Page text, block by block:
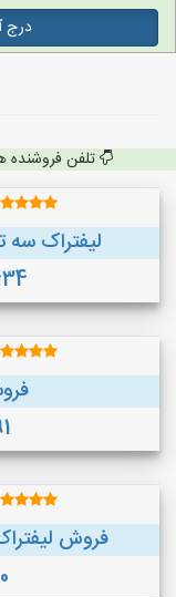
درج
تلفن فروشنده
لیفتراک
فروش